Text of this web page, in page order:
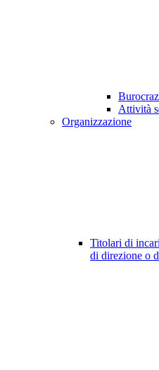
Attività
Organizzazione
Titolari di
di direzione o